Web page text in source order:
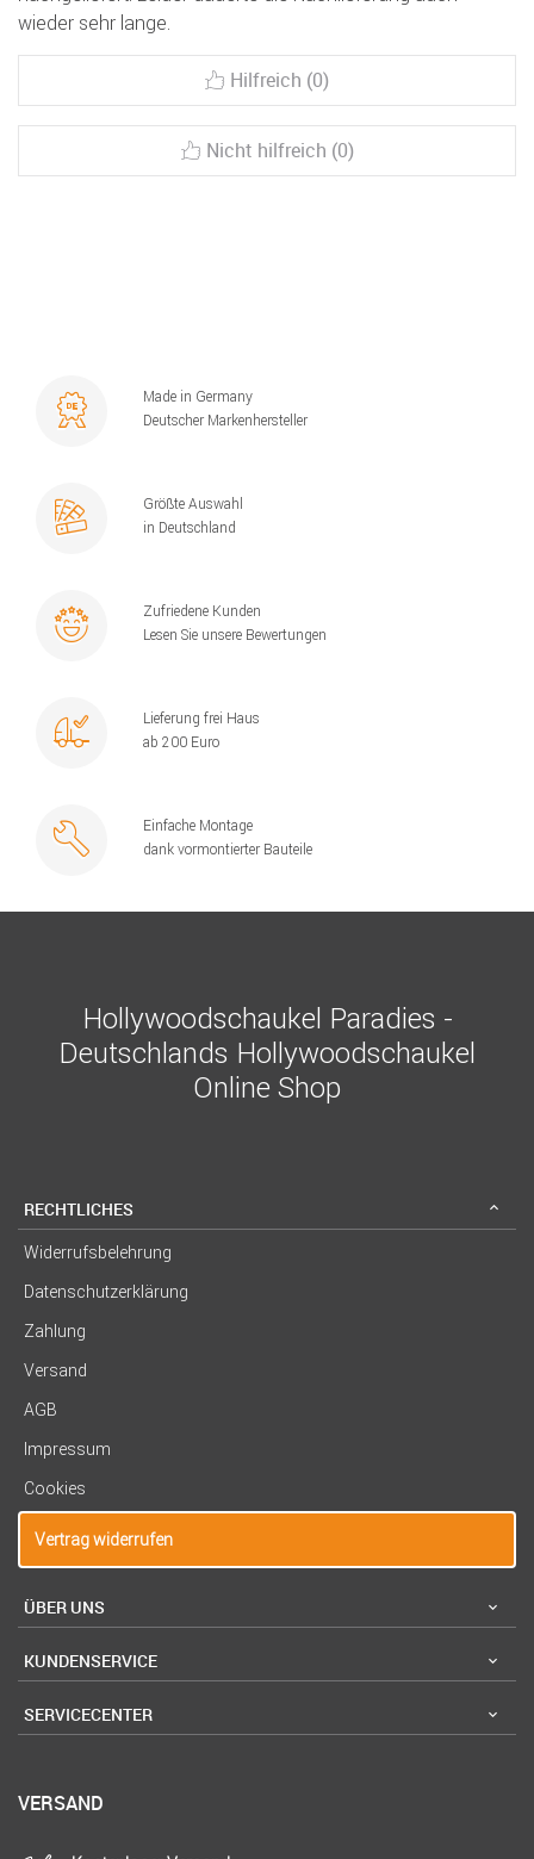
wieder sehr lange.
Hilfreich (0)
Nicht hilfreich (0)
Made in Germany
Deutscher Markenhersteller
Größte Auswahl
in Deutschland
Zufriedene Kunden
Lesen Sie unsere Bewertungen
Lieferung frei Haus
ab 200 Euro
Einfache Montage
dank vormontierter Bauteile
Hollywoodschaukel Paradies -
Deutschlands Hollywoodschaukel
Online Shop
RECHTLICHES
Widerrufsbelehrung
Datenschutzerklärung
Zahlung
Versand
AGB
Impressum
Cookies
Vertrag widerrufen
ÜBER UNS
KUNDENSERVICE
SERVICECENTER
VERSAND